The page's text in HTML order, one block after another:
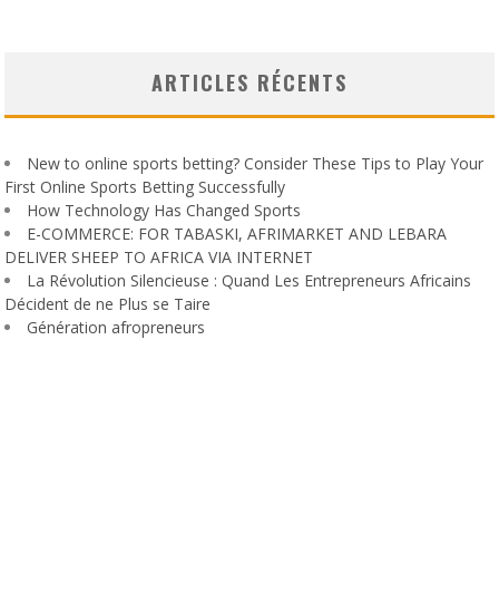
ARTICLES RÉCENTS
New to online sports betting? Consider These Tips to Play Your
First Online Sports Betting Successfully
How Technology Has Changed Sports
E-COMMERCE: FOR TABASKI, AFRIMARKET AND LEBARA
DELIVER SHEEP TO AFRICA VIA INTERNET
La Révolution Silencieuse : Quand Les Entrepreneurs Africains
Décident de ne Plus se Taire
Génération afropreneurs